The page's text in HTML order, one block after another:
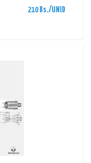
210 Bs./UNID